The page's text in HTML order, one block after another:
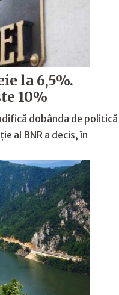
la 6,5%.
10%
dobânda de politică
al BNR a decis, în